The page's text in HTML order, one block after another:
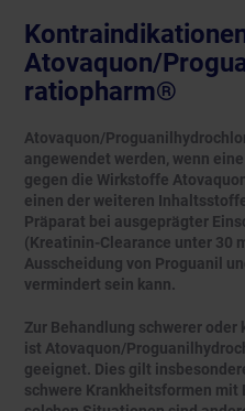
Atovaquon/
ratiopharm®
Atovaquon/
angewendet werden, wenn
gegen die Wirkstoffe
einen der weiteren
Präparat bei ausgeprägter
(Kreatinin-Clearance unter 30
Ausscheidung von Proguanil
vermindert sein kann.
Zur Behandlung schwerer
ist Atovaquon/
geeignet. Dies gilt
schwere Krankheitsformen mit